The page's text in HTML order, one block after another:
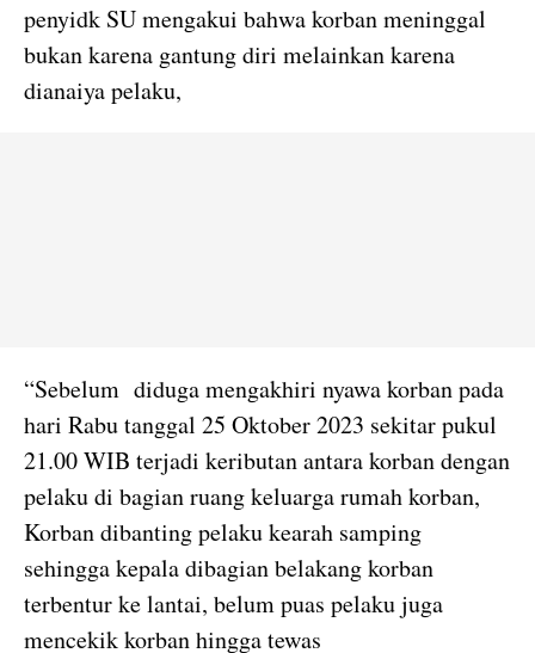
penyidk SU mengakui bahwa korban meninggal
bukan karena gantung diri melainkan karena
dianaiya pelaku,
“Sebelum diduga mengakhiri nyawa korban pada
hari Rabu tanggal 25 Oktober 2023 sekitar pukul
21.00 WIB terjadi keributan antara korban dengan
pelaku di bagian ruang keluarga rumah korban,
Korban dibanting pelaku kearah samping
sehingga kepala dibagian belakang korban
terbentur ke lantai, belum puas pelaku juga
mencekik korban hingga tewas